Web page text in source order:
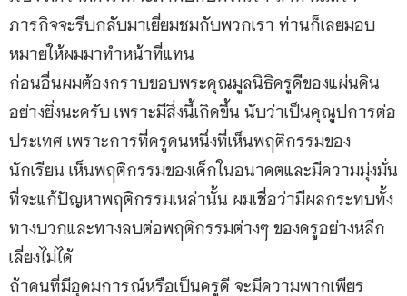
ภารกิจจะรีบกลับมาเยี่ยมชมกับพวกเรา ท่านก็เลยมอบ
หมายให้ผมมาทำหน้าที่แทน
ก่อนอื่นผมต้องกราบขอบพระคุณมูลนิธิครูดีของแผ่นดิน
อย่างยิ่งนะครับ เพราะมีสิ่งนี้เกิดขึ้น นับว่าเป็นคุณูปการต่อ
ประเทศ เพราะการที่ครูคนหนึ่งที่เห็นพฤติกรรมของ
นักเรียน เห็นพฤติกรรมของเด็กในอนาคตและมีความมุ่งมั่น
ที่จะแก้ปัญหาพฤติกรรมเหล่านั้น ผมเชื่อว่ามีผลกระทบทั้ง
ทางบวกและทางลบต่อพฤติกรรมต่างๆ ของครูอย่างหลีก
เลี่ยงไม่ได้
ถ้าคนที่มีอุดมการณ์หรือเป็นครูดี จะมีความพากเพียร